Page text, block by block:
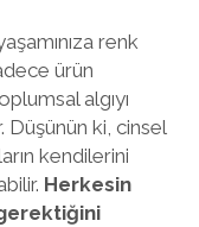
renk
ürün
algıyı
ki, cinsel
kendilerini
Herkesin